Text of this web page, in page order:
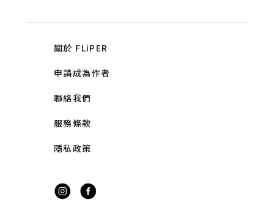
關於 FLiPER
申請成為作者
聯絡我們
服務條款
隱私政策